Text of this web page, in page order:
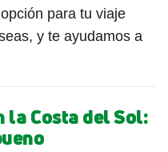
para tu viaje
y te ayudamos a
la Costa del Sol: